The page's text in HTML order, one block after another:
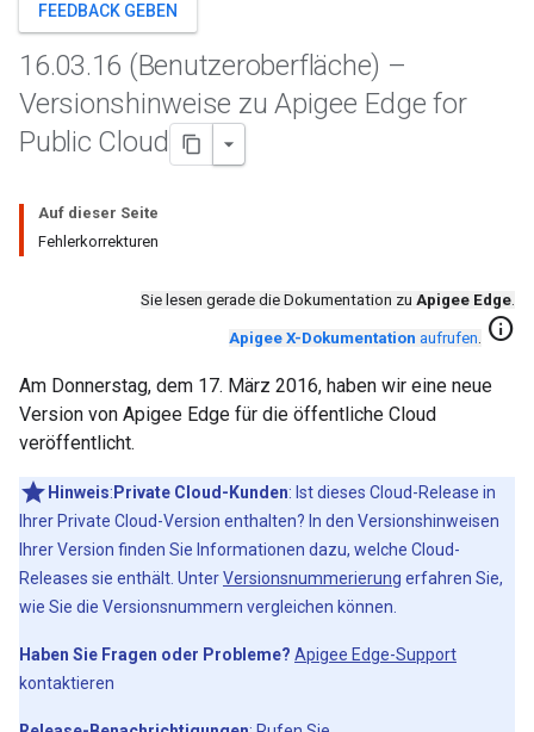
FEEDBACK GEBEN
16.03.16 (Benutzeroberfläche) –
Versionshinweise zu Apigee Edge for
Public Cloud
Auf dieser Seite
Fehlerkorrekturen
Sie lesen gerade die Dokumentation zu Apigee Edge.
Apigee X-Dokumentation aufrufen. info
Am Donnerstag, dem 17. März 2016, haben wir eine neue
Version von Apigee Edge für die öffentliche Cloud
veröffentlicht.
Hinweis: Private Cloud-Kunden: Ist dieses Cloud-Release in
Ihrer Private Cloud-Version enthalten? In den Versionshinweisen
Ihrer Version finden Sie Informationen dazu, welche Cloud-
Releases sie enthält. UnterVersionsnummerierung erfahren Sie,
wie Sie die Versionsnummern vergleichen können.
Haben Sie Fragen oder Probleme? Apigee Edge-Support
kontaktieren